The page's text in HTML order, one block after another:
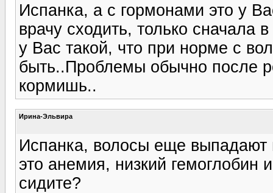
Испанка, а с гормонами это у
врачу сходить, только сначала
у Вас такой, что при норме с
быть..Проблемы обычно после
кормишь..
Ирина-Эльвира
Испанка, волосы еще выпадают
это анемия, низкий гемоглобин
сидите?